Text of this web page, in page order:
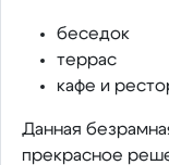
беседок
террас
кафе и
Данная
прекрасное